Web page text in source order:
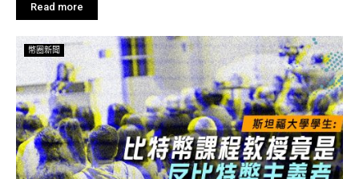
Read more
幣圈新聞